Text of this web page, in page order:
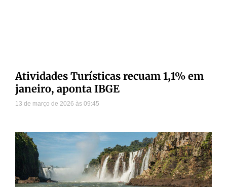
Atividades Turísticas recuam 1,1% em
janeiro, aponta IBGE
13 de março de 2026 09:45